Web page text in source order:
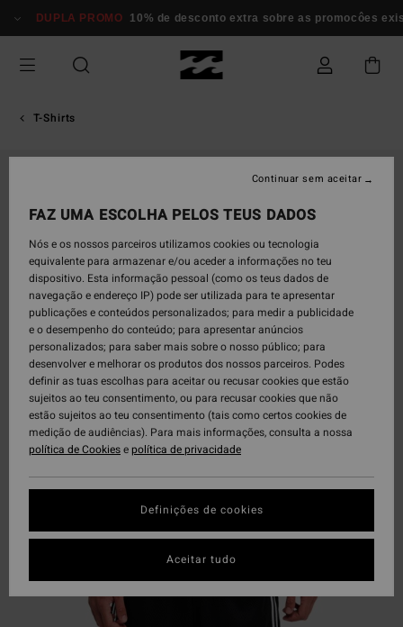
para
informação
DUPLA PROMO 10% de desconto extra sobre as promocôes
T-Shirts
FAZ UMA ESCOLHA PELOS TEUS DADOS
Nós e os nossos parceiros utilizamos cookies ou tecnologia
equivalente para armazenar e/ou aceder a informações no teu
dispositivo. Esta informação pessoal (como os teus dados de
navegação e endereço IP) pode ser utilizada para te apresentar
publicações e conteúdos personalizados; para medir a publicidade
e o desempenho do conteúdo; para apresentar anúncios
personalizados; para saber mais sobre o nosso público; para
desenvolver e melhorar os produtos dos nossos parceiros. Podes
definir as tuas escolhas para aceitar ou recusar cookies que estão
sujeitos ao teu consentimento, ou para recusar cookies que não
estão sujeitos ao teu consentimento (tais como certos cookies de
medição de audiências). Para mais informações, consulta a nossa
política de Cookiesepolítica de privacidade
Definições de cookies
Continuar sem aceitar
Aceitar tudo